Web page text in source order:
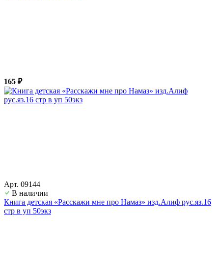
165 ₽
Арт. 09144
В наличии
Книга детская «Расскажи мне про Намаз» изд.Алиф рус.яз.16
стр в уп 50экз